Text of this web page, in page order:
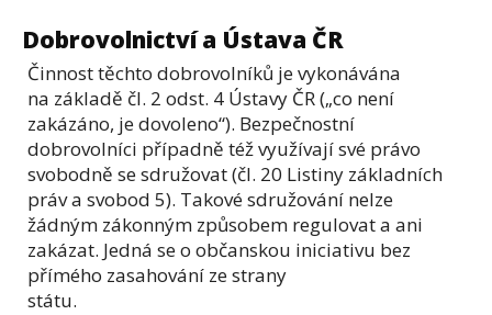
Dobrovolnictví a Ústava ČR
Činnost těchto dobrovolníků je vykonávána
na základě čl. 2 odst. 4 Ústavy ČR („co není
zakázáno, je dovoleno“). Bezpečnostní
dobrovolníci případně též využívají své právo
svobodně se sdružovat (čl. 20 Listiny základních
práv a svobod 5). Takové sdružování nelze
žádným zákonným způsobem regulovat a ani
zakázat. Jedná se o občanskou iniciativu bez
přímého zasahování ze strany
státu.